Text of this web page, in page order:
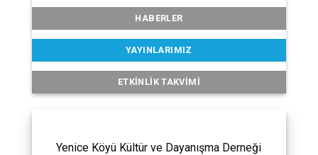
HABERLER
YAYINLARIMIZ
ETKINLIK TAKVIMI
Yenice Köyü Kültür ve Dayanışma Derneği